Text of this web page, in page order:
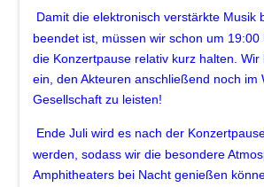
Damit die elektronisch verstärkte Musik
beendet ist, müssen wir schon um 19:00
die Konzertpause relativ kurz halten. Wir
ein, den Akteuren anschließend noch im
Gesellschaft zu leisten!
Ende Juli wird es nach der
werden, sodass wir die besondere
Amphitheaters bei Nacht genießen